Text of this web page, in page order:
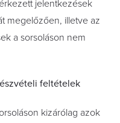
jelentkezések
megelőzően, illetve az
a sorsoláson nem
feltételek
kizárólag azok